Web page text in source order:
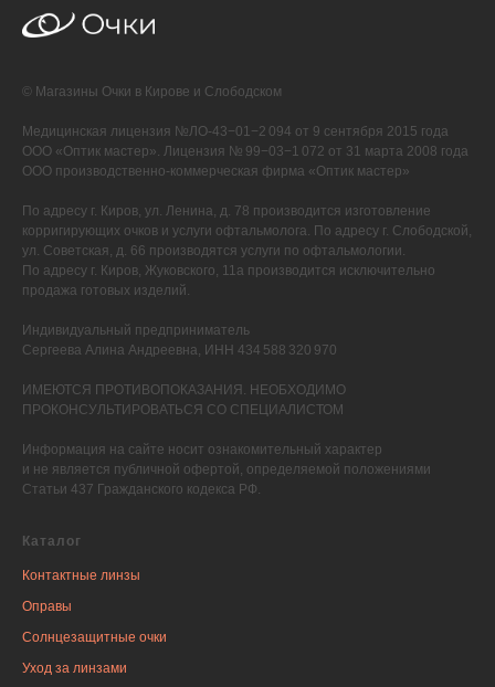
© Магазины Очки в Кирове и Слободском
Медицинская лицензия №ЛО-43−01−2 094 от 9 сентября 2015 года
ООО «Оптик мастер». Лицензия № 99−03−1 072 от 31 марта 2008 года
ООО производственно-коммерческая фирма «Оптик мастер»
По адресу г. Киров, ул. Ленина, д. 78 производится изготовление
корригирующих очков и услуги офтальмолога. По адресу г. Слободской,
ул. Советская, д. 66 производятся услуги по офтальмологии.
По адресу г. Киров, Жуковского, 11а производится исключительно
продажа готовых изделий.
Индивидуальный предприниматель
Сергеева Алина Андреевна, ИНН 434 588 320 970
ИМЕЮТСЯ ПРОТИВОПОКАЗАНИЯ. НЕОБХОДИМО
ПРОКОНСУЛЬТИРОВАТЬСЯ СО СПЕЦИАЛИСТОМ
Информация на сайте носит ознакомительный характер
и не является публичной офертой, определяемой положениями
Статьи 437 Гражданского кодекса РФ.
Каталог
Контактные линзы
Оправы
Солнцезащитные очки
Уход за линзами